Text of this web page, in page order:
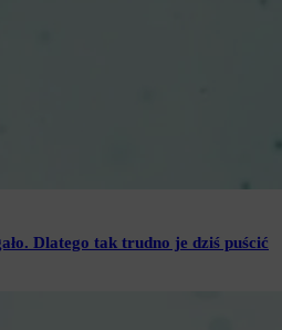
Dlatego tak trudno je dziś puścić